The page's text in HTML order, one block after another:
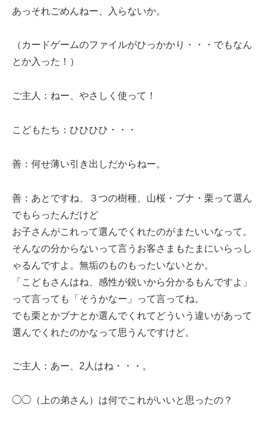
あっそれごめんねー、入らないか。
（カードゲームのファイルがひっかかり・・・でもなん
とか入った！）
ご主人：ねー、やさしく使って！
こどもたち：ひひひひ・・・
善：何せ薄い引き出しだからねー。
善：あとですね、３つの樹種、山桜・ブナ・栗って選ん
でもらったんだけど
お子さんがこれって選んでくれたのがまたいいなって。
そんなの分からないって言うお客さまもたまにいらっし
ゃるんですよ。無垢のものもったいないとか。
「こどもさんはね、感性が鋭いから分かるもんですよ」
って言っても「そうかなー」って言ってね。
でも栗とかブナとか選んでくれてどういう違いがあって
選んでくれたのかなって思うんですけど。
ご主人：あー、2人はね・・・。
◯◯（上の弟さん）は何でこれがいいと思ったの？